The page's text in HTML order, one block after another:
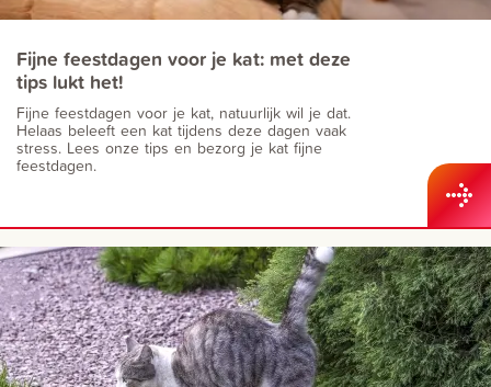
Fijne feestdagen voor je kat: met deze
tips lukt het!
Fijne feestdagen voor je kat, natuurlijk wil je dat.
Helaas beleeft een kat tijdens deze dagen vaak
stress. Lees onze tips en bezorg je kat fijne
feestdagen.